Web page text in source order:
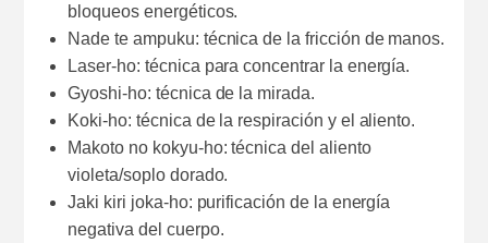
bloqueos energéticos.
Nade te ampuku: técnica de la fricción de manos.
Laser-ho: técnica para concentrar la energía.
Gyoshi-ho: técnica de la mirada.
Koki-ho: técnica de la respiración y el aliento.
Makoto no kokyu-ho: técnica del aliento
violeta/soplo dorado.
Jaki kiri joka-ho: purificación de la energía
negativa del cuerpo.